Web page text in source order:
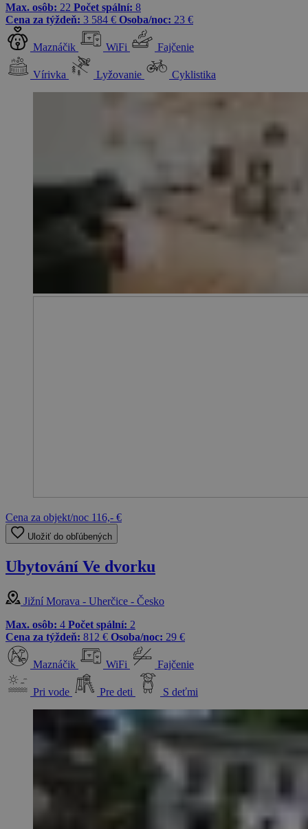
Max. osôb: 22 Počet spální: 8
Cena za týždeň: 3 584 € Osoba/noc: 23 €
Maznáčik WiFi Fajčenie
Vírivka Lyžovanie Cyklistika
Cena za objekt/noc 116,- €
Uložiť do obľúbených
Ubytování Ve dvorku
Jižní Morava - Uherčice - Česko
Max. osôb: 4 Počet spální: 2
Cena za týždeň: 812 € Osoba/noc: 29 €
Maznáčik WiFi Fajčenie
Pri vode Pre deti S deťmi